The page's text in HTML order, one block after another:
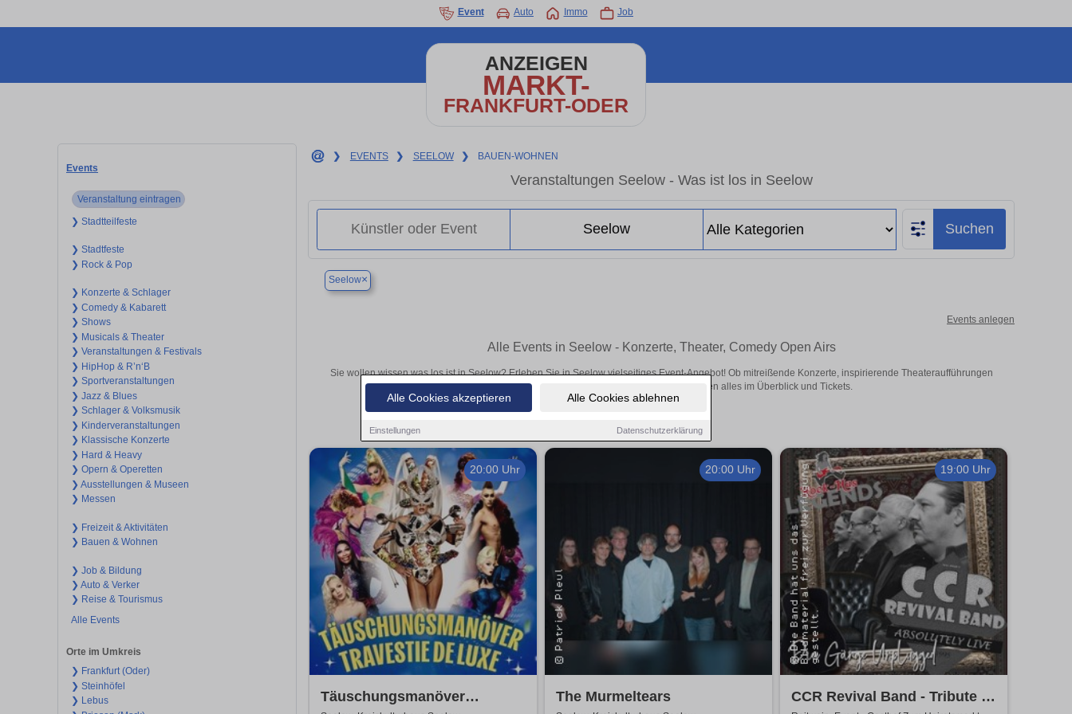
Alle Cookies akzeptieren Alle Cookies ablehnen
Einstellungen Datenschutzerklärung
Event Auto Immo Job
ANZEIGEN
MARKT-
FRANKFURT-ODER
Events
Veranstaltung eintragen
❯ Stadtteilfeste
❯ Stadtfeste
❯ Rock & Pop
❯ Konzerte & Schlager
❯ Comedy & Kabarett
❯ Shows
❯ Musicals & Theater
❯ Veranstaltungen & Festivals
❯ HipHop & R’n‘B
❯ Sportveranstaltungen
❯ Jazz & Blues
❯ Schlager & Volksmusik
❯ Kinderveranstaltungen
❯ Klassische Konzerte
❯ Hard & Heavy
❯ Opern & Operetten
❯ Ausstellungen & Museen
❯ Messen
❯ Freizeit & Aktivitäten
❯ Bauen & Wohnen
❯ Job & Bildung
❯ Auto & Verker
❯ Reise & Tourismus
Alle Events
Orte im Umkreis
❯ Frankfurt (Oder)
❯ Steinhöfel
❯ Lebus
❯ EVENTS ❯ SEELOW ❯ BAUEN-WOHNEN
Veranstaltungen Seelow - Was ist los in Seelow
Suchen
Seelow×
Events anlegen
Alle Events in Seelow - Konzerte, Theater, Comedy Open Airs
Sie wollen wissen was los ist in Seelow? Erleben Sie in Seelow vielseitiges Event-Angebot! Ob mitreißende Konzerte, inspirierende Theateraufführungen
oder aufregende Veranstaltungen in Seelow – hier finden alles im Überblick und Tickets.
20:00 Uhr
Täuschungsmanöver
20:00 Uhr
The Murmeltears
19:00 Uhr
CCR Revival Band - Tribute to